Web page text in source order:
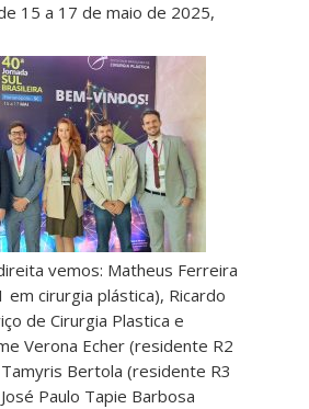
15 a 17 de maio de 2025,
vemos: Matheus Ferreira
em cirurgia plástica), Ricardo
de Cirurgia Plastica e
Verona Echer (residente R2
Bertola (residente R3
Paulo Tapie Barbosa